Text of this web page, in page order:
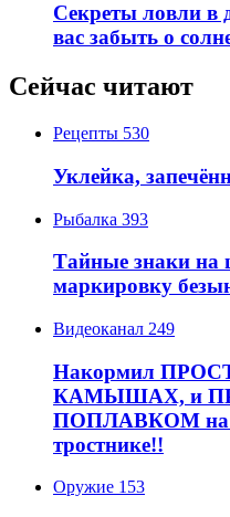
Секреты ловли в
вас забыть о
Сейчас читают
Рецепты 530
Уклейка,
Рыбалка 393
Тайные знаки на
маркировку
Видеоканал 249
Накормил
КАМЫШАХ, и
ПОПЛАВКОМ на
тростнике!!
Оружие 153